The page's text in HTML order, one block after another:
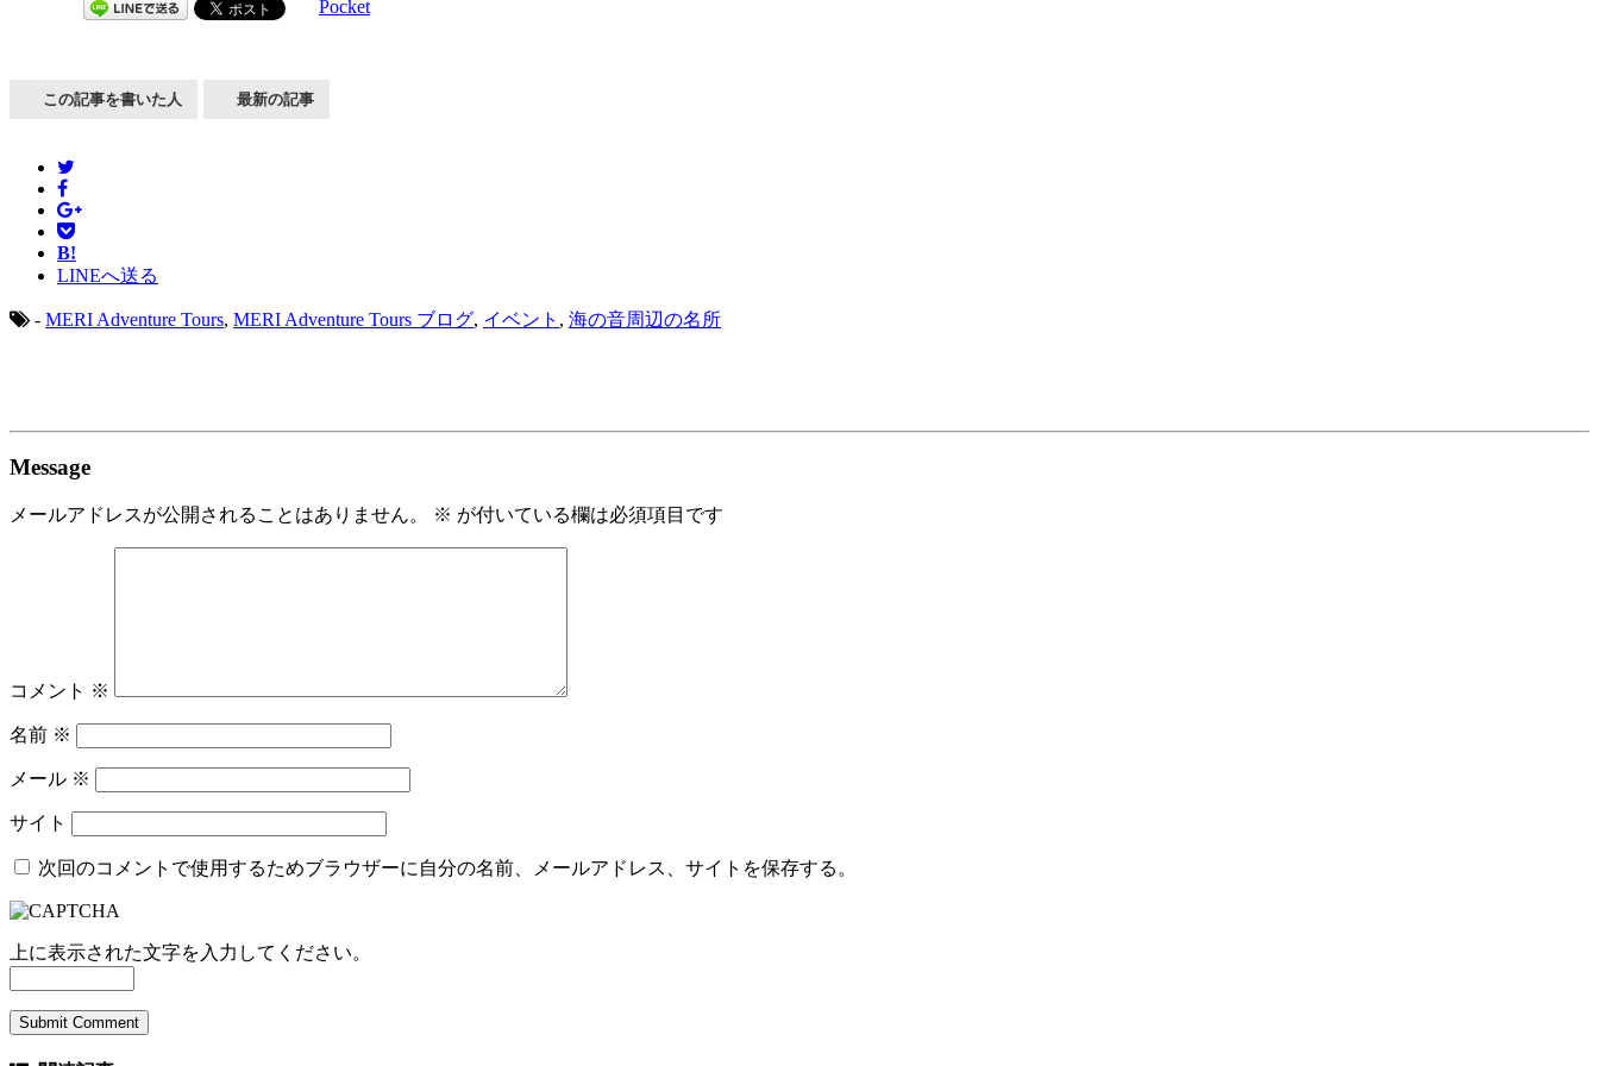
Pocket
この記事を書いた人 最新の記事
B!
LINEへ送る
- MERI Adventure Tours, MERI Adventure Tours ブログ, イベント , 海の音周辺の名所
Message
メールアドレスが公開されることはありません。 ※ が付いている欄は必須項目です
コメント ※
名前 ※
メール ※
サイト
次回のコメントで使用するためブラウザーに自分の名前、メールアドレス、サイトを保存する。
上に表示された文字を入力してください。